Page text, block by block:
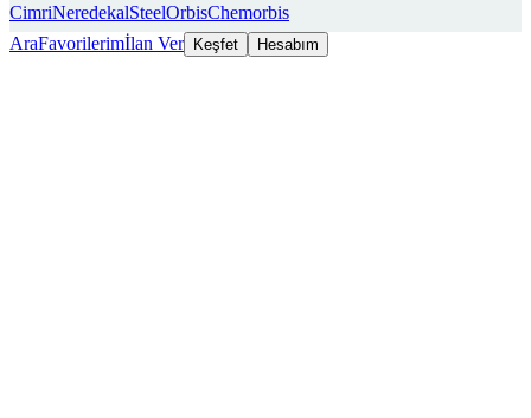
CimriNeredekalSteelOrbisChemorbis
AraFavorilerimİlan Ver Keşfet Hesabım